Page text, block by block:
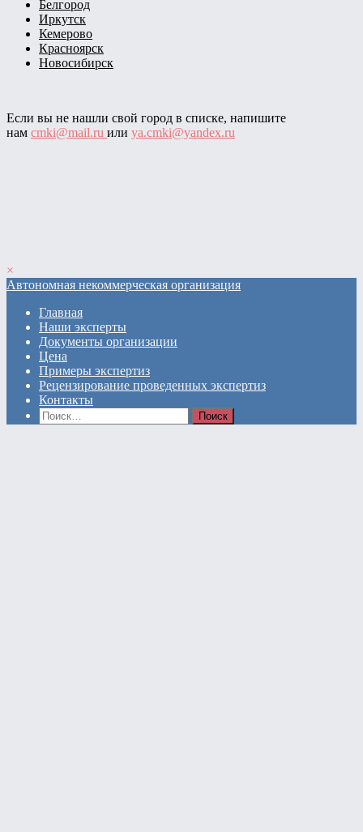
Белгород
Иркутск
Кемерово
Красноярск
Новосибирск
Если вы не нашли свой город в списке, напишите
нам cmki@mail.ru или ya.cmki@yandex.ru
×
Автономная некоммерческая организация
Главная
Наши эксперты
Документы организации
Цена
Примеры экспертиз
Рецензирование проведенных экспертиз
Контакты
Найти: